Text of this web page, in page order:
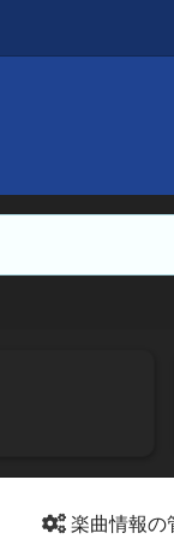
楽曲情報の